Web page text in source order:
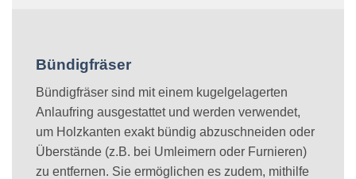
Bündigfräser
Bündigfräser sind mit einem kugelgelagerten
Anlaufring ausgestattet und werden verwendet,
um Holzkanten exakt bündig abzuschneiden oder
Überstände (z.B. bei Umleimern oder Furnieren)
zu entfernen. Sie ermöglichen es zudem, mithilfe